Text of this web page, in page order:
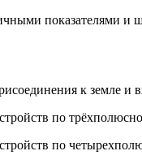
показателями
к земле и
по
по